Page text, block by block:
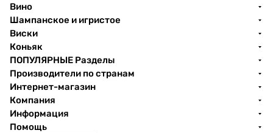
Вино
Шампанское и игристое
Виски
Коньяк
ПОПУЛЯРНЫЕ Разделы
Производители по странам
Интернет-магазин
Компания
Информация
Помощь